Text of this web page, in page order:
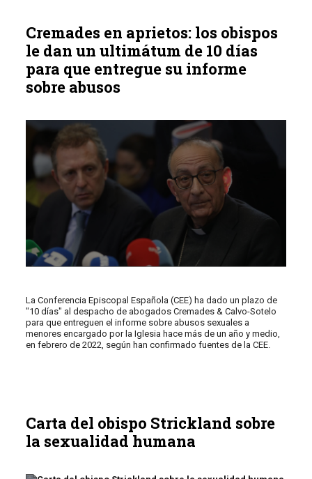
Cremades en aprietos: los obispos
le dan un ultimátum de 10 días
para que entregue su informe
sobre abusos
La Conferencia Episcopal Española (CEE) ha dado un plazo de
"10 días" al despacho de abogados Cremades & Calvo-Sotelo
para que entreguen el informe sobre abusos sexuales a
menores encargado por la Iglesia hace más de un año y medio,
en febrero de 2022, según han confirmado fuentes de la CEE.
Carta del obispo Strickland sobre
la sexualidad humana